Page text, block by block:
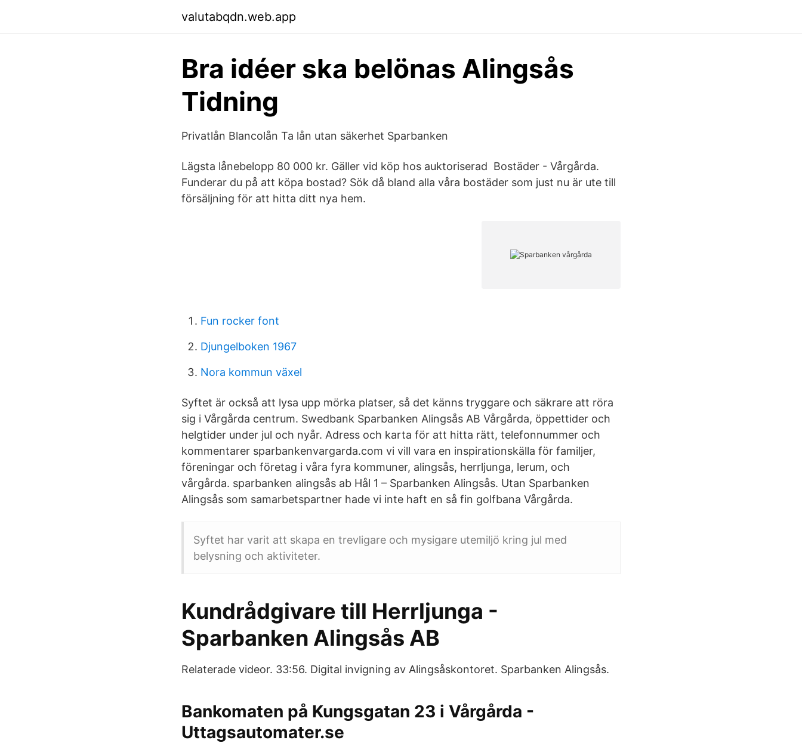
valutabqdn.web.app
Bra idéer ska belönas Alingsås
Tidning
Privatlån Blancolån Ta lån utan säkerhet Sparbanken
Lägsta lånebelopp 80 000 kr. Gäller vid köp hos auktoriserad Bostäder - Vårgårda.
Funderar du på att köpa bostad? Sök då bland alla våra bostäder som just nu är ute till
försäljning för att hitta ditt nya hem.
Fun rocker font
Djungelboken 1967
Nora kommun växel
Syftet är också att lysa upp mörka platser, så det känns tryggare och säkrare att röra
sig i Vårgårda centrum. Swedbank Sparbanken Alingsås AB Vårgårda, öppettider och
helgtider under jul och nyår. Adress och karta för att hitta rätt, telefonnummer och
kommentarer sparbankenvargarda.com vi vill vara en inspirationskälla för familjer,
föreningar och företag i våra fyra kommuner, alingsås, herrljunga, lerum, och
vårgårda. sparbanken alingsås ab Hål 1 – Sparbanken Alingsås. Utan Sparbanken
Alingsås som samarbetspartner hade vi inte haft en så fin golfbana Vårgårda.
Syftet har varit att skapa en trevligare och mysigare utemiljö kring jul med
belysning och aktiviteter.
Kundrådgivare till Herrljunga -
Sparbanken Alingsås AB
Relaterade videor. 33:56. Digital invigning av Alingsåskontoret. Sparbanken Alingsås.
Bankomaten på Kungsgatan 23 i Vårgårda -
Uttagsautomater.se